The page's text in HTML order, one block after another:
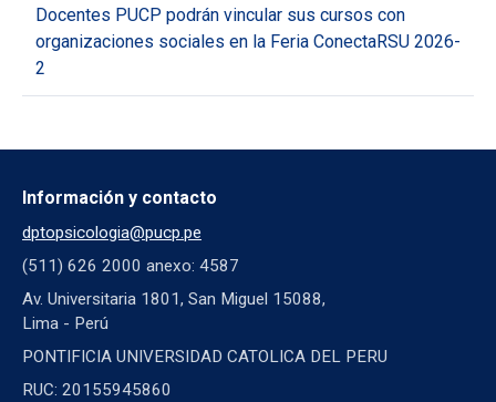
Docentes PUCP podrán vincular sus cursos con
organizaciones sociales en la Feria ConectaRSU 2026-
2
Información y contacto
dptopsicologia@pucp.pe
(511) 626 2000 anexo: 4587
Av. Universitaria 1801, San Miguel 15088,
Lima - Perú
PONTIFICIA UNIVERSIDAD CATOLICA DEL PERU
RUC: 20155945860